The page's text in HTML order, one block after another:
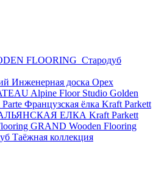
FLOORING Стародуб
Инженерная доска Орех
Alpine Floor Studio Golden
Французская ёлка Kraft Parkett
ЕЛКА Kraft Parkett
GRAND Wooden Flooring
Таёжная коллекция